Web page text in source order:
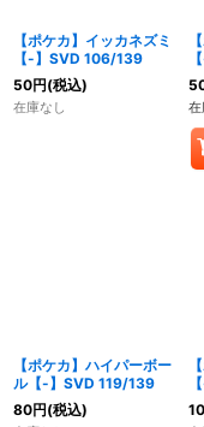
【ポケカ】イッカネズミ
【-】SVD 106/139
50円(税込)
在庫なし
【ポケカ】ハイパーボー
ル【-】SVD 119/139
80円(税込)